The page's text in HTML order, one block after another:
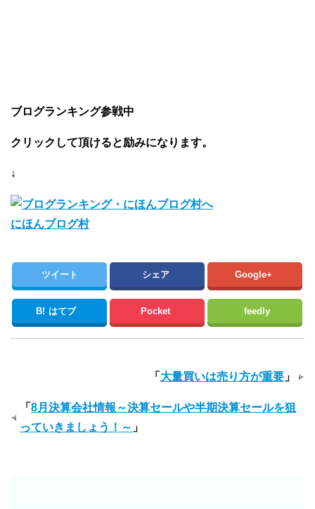
ブログランキング参戦中
クリックして頂けると励みになります。
↓
にほんブログ村
ツイート シェア Google+
B! はてブ Pocket feedly
「 大量買いは売り方が重要 」
「 8月決算会社情報～決算セールや半期決算セールを狙
っていきましょう！～ 」